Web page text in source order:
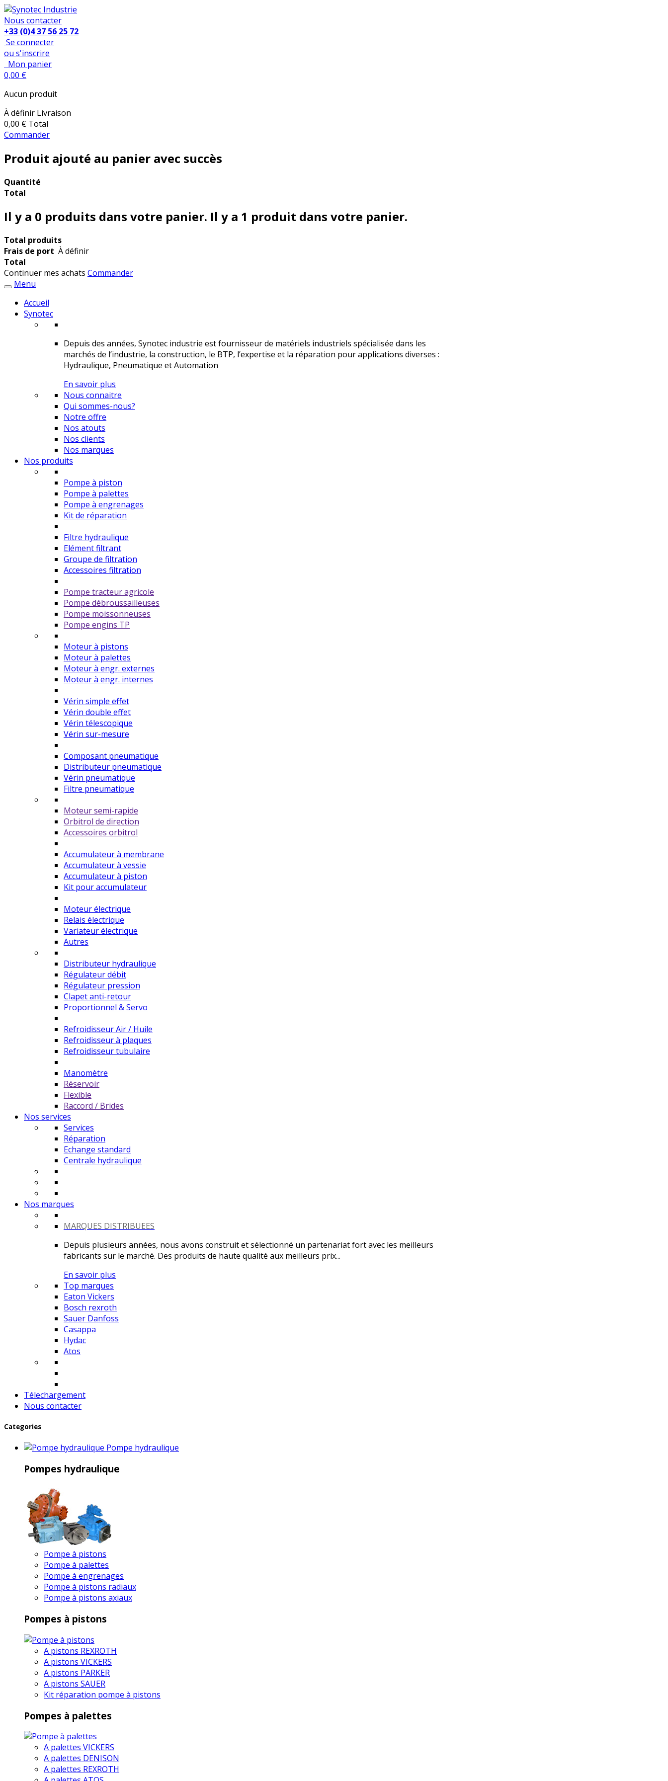
Nous contacter
+33 (0)4 37 56 25 72
Se connecter
ou s'inscrire
Mon panier
0,00 €
Aucun produit
À définir Livraison
0,00 € Total
Commander
Produit ajouté au panier avec succès
Quantité
Total
Il y a 0 produits dans votre panier. Il y a 1 produit dans votre panier.
Total produits
Frais de port À définir
Total
Continuer mes achats Commander
Menu
Accueil
Synotec
Depuis des années, Synotec industrie est fournisseur de matériels industriels spécialisée dans les
marchés de l’industrie, la construction, le BTP, l’expertise et la réparation pour applications diverses :
Hydraulique, Pneumatique et Automation
En savoir plus
Nous connaitre
Qui sommes-nous?
Notre offre
Nos atouts
Nos clients
Nos marques
Nos produits
Pompe à piston
Pompe à palettes
Pompe à engrenages
Kit de réparation
Filtre hydraulique
Elément filtrant
Groupe de filtration
Accessoires filtration
Pompe tracteur agricole
Pompe débroussailleuses
Pompe moissonneuses
Pompe engins TP
Moteur à pistons
Moteur à palettes
Moteur à engr. externes
Moteur à engr. internes
Vérin simple effet
Vérin double effet
Vérin télescopique
Vérin sur-mesure
Composant pneumatique
Distributeur pneumatique
Vérin pneumatique
Filtre pneumatique
Moteur semi-rapide
Orbitrol de direction
Accessoires orbitrol
Accumulateur à membrane
Accumulateur à vessie
Accumulateur à piston
Kit pour accumulateur
Moteur électrique
Relais électrique
Variateur électrique
Autres
Distributeur hydraulique
Régulateur débit
Régulateur pression
Clapet anti-retour
Proportionnel & Servo
Refroidisseur Air / Huile
Refroidisseur à plaques
Refroidisseur tubulaire
Manomètre
Réservoir
Flexible
Raccord / Brides
Nos services
Services
Réparation
Echange standard
Centrale hydraulique
Nos marques
MARQUES DISTRIBUEES
Depuis plusieurs années, nous avons construit et sélectionné un partenariat fort avec les meilleurs
fabricants sur le marché. Des produits de haute qualité aux meilleurs prix...
En savoir plus
Top marques
Eaton Vickers
Bosch rexroth
Sauer Danfoss
Casappa
Hydac
Atos
Télechargement
Nous contacter
Categories
Pompe hydraulique
Pompes hydraulique
Pompe à pistons
Pompe à palettes
Pompe à engrenages
Pompe à pistons radiaux
Pompe à pistons axiaux
Pompes à pistons
A pistons REXROTH
A pistons VICKERS
A pistons PARKER
A pistons SAUER
Kit réparation pompe à pistons
Pompes à palettes
A palettes VICKERS
A palettes DENISON
A palettes REXROTH